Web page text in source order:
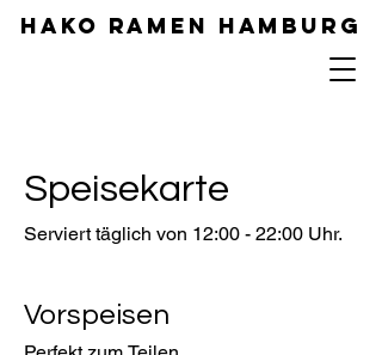
Hako Ramen Hamburg
Speisekarte
Serviert täglich von 12:00 - 22:00 Uhr.
Vorspeisen